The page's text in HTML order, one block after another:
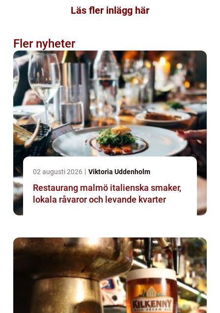
Läs fler inlägg här
Fler nyheter
02 augusti 2026 Viktoria Uddenholm
Restaurang malmö italienska smaker,
lokala råvaror och levande kvarter